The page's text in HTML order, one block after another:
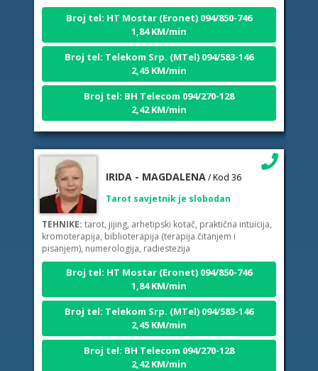
Broj tel: HT Mostar (Eronet) 094/850-746
1,84 KM/min
Broj tel: Telekom Srp. (MTel) 094/583-146
2,45 KM/min
Broj tel: BH Telecom 094/270-128
2,42 KM/min
TEHNIKE:tarot, jijing, arhetipski kotač, praktična intuicija,
kromoterapija, biblioterapija (terapija čitanjem i
pisanjem), numerologija, radiestezija
Broj tel: HT Mostar (Eronet) 094/850-746
1,84 KM/min
Broj tel: Telekom Srp. (MTel) 094/583-146
2,45 KM/min
Broj tel: BH Telecom 094/270-128
2,42 KM/min